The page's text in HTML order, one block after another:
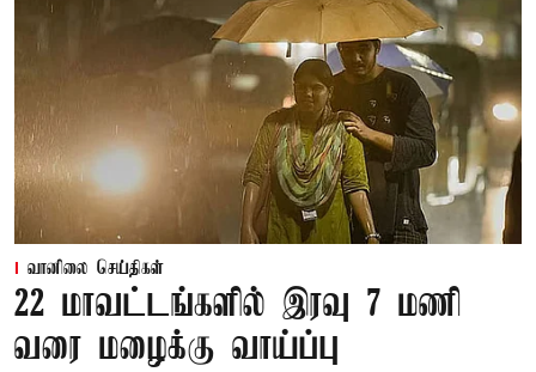
வானிலை செய்திகள்
22 மாவட்டங்களில் இரவு 7 மணி
வரை மழைக்கு வாய்ப்பு